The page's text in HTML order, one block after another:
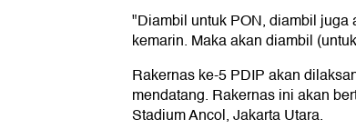
"Diambil untuk PON, diambil
kemarin. Maka akan diambil
Rakernas ke-5 PDIP akan
mendatang. Rakernas ini akan
Stadium Ancol, Jakarta Utara.